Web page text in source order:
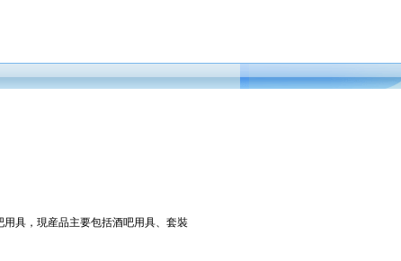
用具，現産品主要包括酒吧用具、套裝